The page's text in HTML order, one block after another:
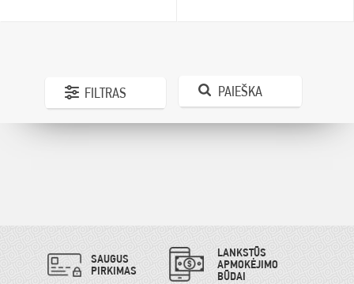
FILTRAS PAIEŠKA
SAUGUS
PIRKIMAS
LANKSTŪS
APMOKĖJIMO
BŪDAI